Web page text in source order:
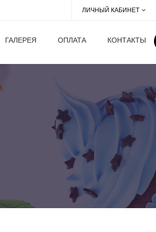
ЛИЧНЫЙ КАБИНЕТ
ГАЛЕРЕЯ ОПЛАТА КОНТАКТЫ